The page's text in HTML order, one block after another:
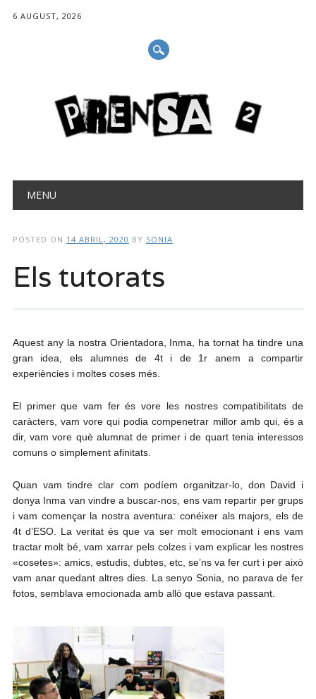
6 AUGUST, 2026
Main menu
MENU
POSTED ON 14 ABRIL, 2020 BY SONIA
Els tutorats
Aquest any la nostra Orientadora, Inma, ha tornat ha tindre una
gran idea, els alumnes de 4t i de 1r anem a compartir
experiències i moltes coses més.
El primer que vam fer és vore les nostres compatibilitats de
caràcters, vam vore qui podia compenetrar millor amb qui, és a
dir, vam vore què alumnat de primer i de quart tenia interessos
comuns o simplement afinitats.
Quan vam tindre clar com podíem organitzar-lo, don David i
donya Inma van vindre a buscar-nos, ens vam repartir per grups
i vam començar la nostra aventura: conéixer als majors, els de
4t d’ESO. La veritat és que va ser molt emocionant i ens vam
tractar molt bé, vam xarrar pels colzes i vam explicar les nostres
«cosetes»: amics, estudis, dubtes, etc, se’ns va fer curt i per això
vam anar quedant altres dies. La senyo Sonia, no parava de fer
fotos, semblava emocionada amb allò que estava passant.